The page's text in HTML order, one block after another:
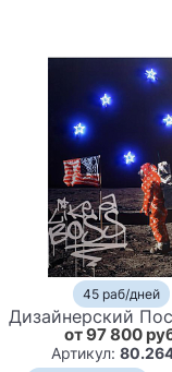
45 раб/дней
от 97 800
Артикул: